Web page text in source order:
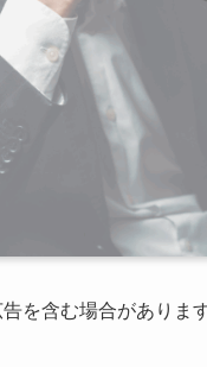
を含む場合がありま